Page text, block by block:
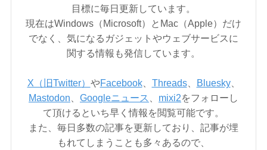
目標に毎日更新しています。
現在はWindows（Microsoft）とMac（Apple）だけ
でなく、気になるガジェットやウェブサービスに
関する情報も発信しています。
X（旧Twitter） やFacebook、 Threads、 Bluesky、
Mastodon
Googleニュース mixi2をフォローし
て頂けるといち早く情報を閲覧可能です。
また、毎日多数の記事を更新しており、記事が埋
もれてしまうことも多々あるので、